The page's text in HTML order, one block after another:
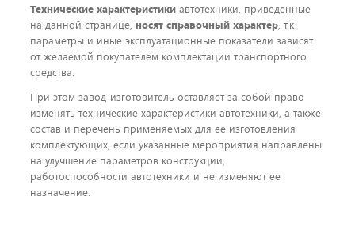
Технические характеристики автотехники, приведенные
на данной странице, носят справочный характер, т.к.
параметры и иные эксплуатационные показатели зависят
от желаемой покупателем комплектации транспортного
средства.
При этом завод-изготовитель оставляет за собой право
изменять технические характеристики автотехники, а также
состав и перечень применяемых для ее изготовления
комплектующих, если указанные мероприятия направлены
на улучшение параметров конструкции,
работоспособности автотехники и не изменяют ее
назначение.